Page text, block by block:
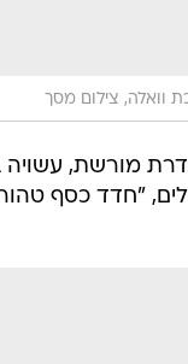
וואלה, צילום מסך
מורשת, עשויה